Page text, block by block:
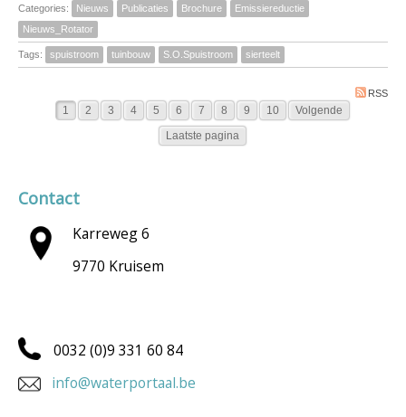
Categories: Nieuws Publicaties Brochure
Emissiereductie
Nieuws_Rotator
Tags: spuistroom tuinbouw S.O.Spuistroom sierteelt
RSS
1 2 3 4 5 6 7 8 9 10
Volgende
Laatste pagina
Contact
Karreweg 6
9770 Kruisem
0032 (0)9 331 60 84
info@waterportaal.be